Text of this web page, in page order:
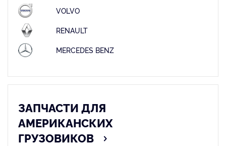
VOLVO
RENAULT
MERCEDES BENZ
ЗАПЧАСТИ ДЛЯ
АМЕРИКАНСКИХ
ГРУЗОВИКОВ